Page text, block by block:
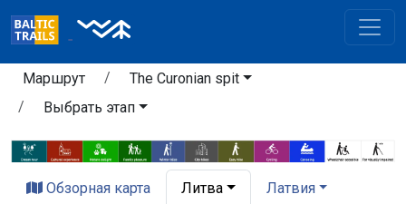
Маршрут
The Curonian spit
Выбрать этап
Обзорная карта Литва Латвия